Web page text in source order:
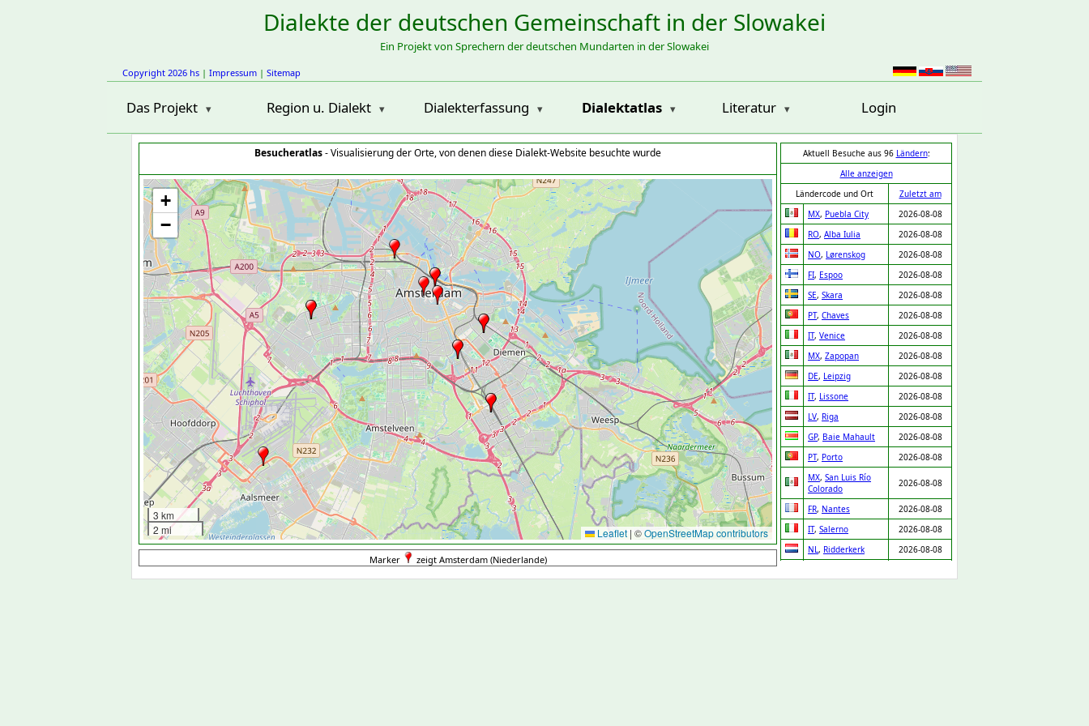
Dialekte der deutschen Gemeinschaft in der Slowakei
Ein Projekt von Sprechern der deutschen Mundarten in der Slowakei
Copyright 2026 hs | Impressum | Sitemap
Das Projekt Region u. Dialekt Dialekterfassung Dialektatlas Literatur Login
Besucheratlas- Visualisierung der Orte, von denen diese Dialekt-Website besuchte wurde
+
−
3 km
2 mi
Leaflet | ©OpenStreetMap contributors
Aktuell Besuche aus 96 Ländern:
Alle anzeigen
Ländercode und Ort
Zuletzt am
MX, Puebla City
2026-08-08
RO, Alba Iulia
2026-08-08
NO, Lørenskog
2026-08-08
FI, Espoo
2026-08-08
SE, Skara
2026-08-08
PT, Chaves
2026-08-08
IT, Venice
2026-08-08
MX, Zapopan
2026-08-08
DE, Leipzig
2026-08-08
IT, Lissone
2026-08-08
LV, Riga
2026-08-08
GP, Baie Mahault
2026-08-08
PT, Porto
2026-08-08
MX, San Luis Río
Colorado
2026-08-08
FR, Nantes
2026-08-08
IT, Salerno
2026-08-08
NL, Ridderkerk
2026-08-08
Marker zeigt Amsterdam (Niederlande)